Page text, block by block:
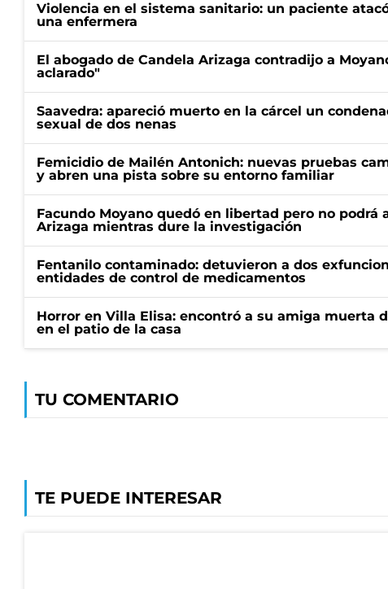
Violencia en el sistema sanitario: un paciente
una enfermera
El abogado de Candela Arizaga contradijo a
aclarado"
Saavedra: apareció muerto en la cárcel un
sexual de dos nenas
Femicidio de Mailén Antonich: nuevas pruebas
y abren una pista sobre su entorno familiar
Facundo Moyano quedó en libertad pero no podrá
Arizaga mientras dure la investigación
Fentanilo contaminado: detuvieron a dos
entidades de control de medicamentos
Horror en Villa Elisa: encontró a su amiga muerta
en el patio de la casa
TU COMENTARIO
TE PUEDE INTERESAR